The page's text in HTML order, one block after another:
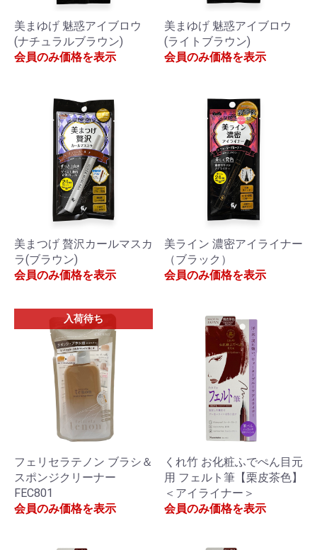
美まゆげ 魅惑アイブロウ
(ナチュラルブラウン)
会員のみ価格を表示
美まゆげ 魅惑アイブロウ
(ライトブラウン)
会員のみ価格を表示
美まつげ 贅沢カールマスカ
ラ(ブラウン)
会員のみ価格を表示
美ライン 濃密アイライナー
（ブラック）
会員のみ価格を表示
入荷待ち
フェリセラテノン ブラシ＆
スポンジクリーナー
FEC801
会員のみ価格を表示
くれ竹 お化粧ふでぺん目元
用 フェルト筆【栗皮茶色】
＜アイライナー＞
会員のみ価格を表示